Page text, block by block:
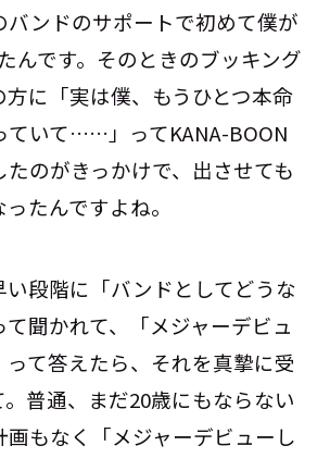
バンドのサポートで初めて僕が
んです。そのときのブッキング
方に「実は僕、もうひとつ本命
ていて……」ってKANA-BOON
のがきっかけで、出させても
たんですよね。
い段階に「バンドとしてどうな
て聞かれて、「メジャーデビュ
って答えたら、それを真摯に受
普通、まだ20歳にもならない
もなく「メジャーデビューし